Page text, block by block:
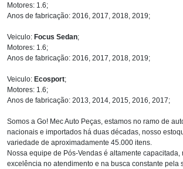
Motores: 1.6;
Anos de fabricação: 2016, 2017, 2018, 2019;
Veiculo: Focus Sedan;
Motores: 1.6;
Anos de fabricação: 2016, 2017, 2018, 2019;
Veiculo: Ecosport;
Motores: 1.6;
Anos de fabricação: 2013, 2014, 2015, 2016, 2017;
Somos a Go! Mec Auto Peças, estamos no ramo de
nacionais e importados há duas décadas, nosso
variedade de aproximadamente 45.000 itens.
Nossa equipe de Pós-Vendas é altamente capacitada,
excelência no atendimento e na busca constante pela